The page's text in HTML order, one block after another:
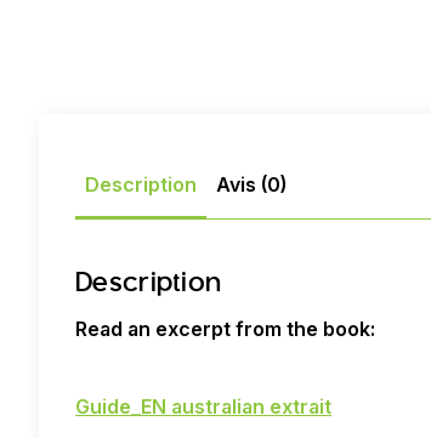
Description Avis (0)
Description
Read an excerpt from the book:
Guide_EN australian extrait